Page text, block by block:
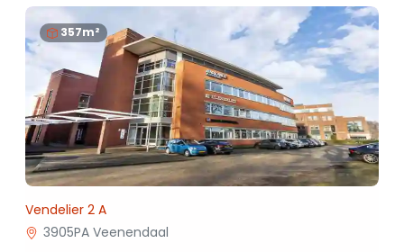
357m²
Vendelier 2 A
3905PA Veenendaal